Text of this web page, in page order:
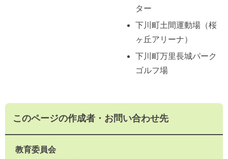
ター
下川町土間運動場（桜
ヶ丘アリーナ）
下川町万里長城パーク
ゴルフ場
このページの作成者・お問い合わせ先
教育委員会